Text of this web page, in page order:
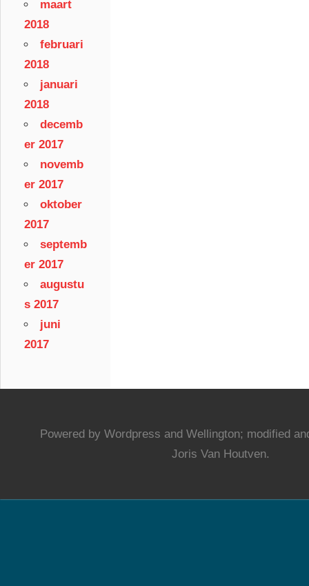
maart
2018
februari
2018
januari
2018
decemb
er 2017
novemb
er 2017
oktober
2017
septemb
er 2017
augustu
s 2017
juni
2017
Powered by Wordpress and Wellington; modified
Joris Van Houtven.